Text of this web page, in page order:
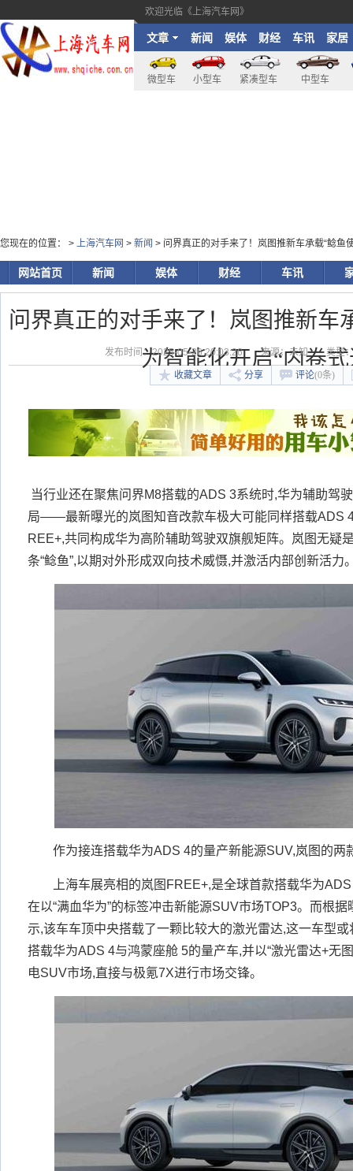
欢迎光临《上海汽车网》
文章 新闻 娱体 财经 车讯 家居
微型车 小型车 紧凑型车 中型车
您现在的位置： > 上海汽车网 > 新闻 > 问界真正的对手来了！岚图推新车承载“鲶鱼
网站首页 新闻 娱体 财经 车讯
问界真正的对手来了！岚图推新车
为智能化开启“内卷式
发布时间：2025-05-26 20:03:26 来源：未知 类型
收藏文章 分享 评论(0条)
当行业还在聚焦问界M8搭载的ADS 3系统时,华为辅助驾
局——最新曝光的岚图知音改款车极大可能同样搭载ADS
REE+,共同构成华为高阶辅助驾驶双旗舰矩阵。岚图无疑
条“鲶鱼”,以期对外形成双向技术威慑,并激活内部创新活力
作为接连搭载华为ADS 4的量产新能源SUV,岚图的两
上海车展亮相的岚图FREE+,是全球首款搭载华为
在以“满血华为”的标签冲击新能源SUV市场TOP3。而根
示,该车车顶中央搭载了一颗比较大的激光雷达,这一车型
搭载华为ADS 4与鸿蒙座舱 5的量产车,并以“激光雷达+无
电SUV市场,直接与极氪7X进行市场交锋。